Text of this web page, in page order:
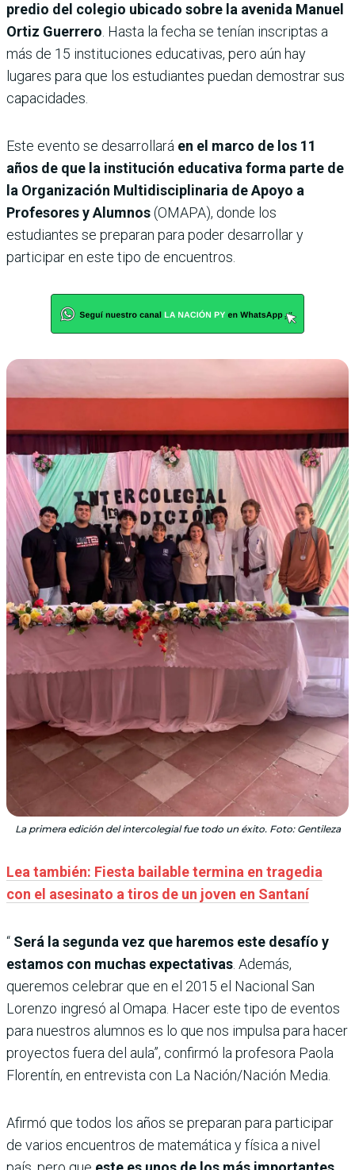
predio del colegio ubicado sobre la avenida Manuel
Ortiz Guerrero . Hasta la fecha se tenían inscriptas a
más de 15 instituciones educativas, pero aún hay
lugares para que los estudiantes puedan demostrar sus
capacidades.
Este evento se desarrollará en el marco de los 11
años de que la institución educativa forma parte de
la Organización Multidisciplinaria de Apoyo a
Profesores y Alumnos(OMAPA), donde los
estudiantes se preparan para poder desarrollar y
participar en este tipo de encuentros.
La primera edición del intercolegial fue todo un éxito. Foto: Gentileza
Lea también: Fiesta bailable termina en tragedia
con el asesinato a tiros de un joven en Santaní
“ Será la segunda vez que haremos este desafío y
estamos con muchas expectativas . Además,
queremos celebrar que en el 2015 el Nacional San
Lorenzo ingresó al Omapa. Hacer este tipo de eventos
para nuestros alumnos es lo que nos impulsa para hacer
proyectos fuera del aula”, confirmó la profesora Paola
Florentín, en entrevista con La Nación/Nación Media.
Afirmó que todos los años se preparan para participar
de varios encuentros de matemática y física a nivel